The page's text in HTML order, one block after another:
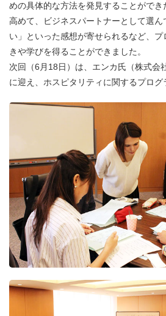
めの具体的な方法を発見することがで
高めて、ビジネスパートナーとして選ん
い」といった感想が寄せられるなど、
きや学びを得ることができました。
次回（6月18日）は、エンカ氏（株式会
に迎え、ホスピタリティに関するプログ